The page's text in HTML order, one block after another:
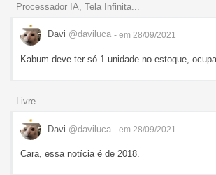
Processador IA, Tela Infinita...
Davi @daviluca - em 28/09/2021
Kabum deve ter só 1 unidade no estoque,
Livre
Davi @daviluca - em 28/09/2021
Cara, essa notícia é de 2018.